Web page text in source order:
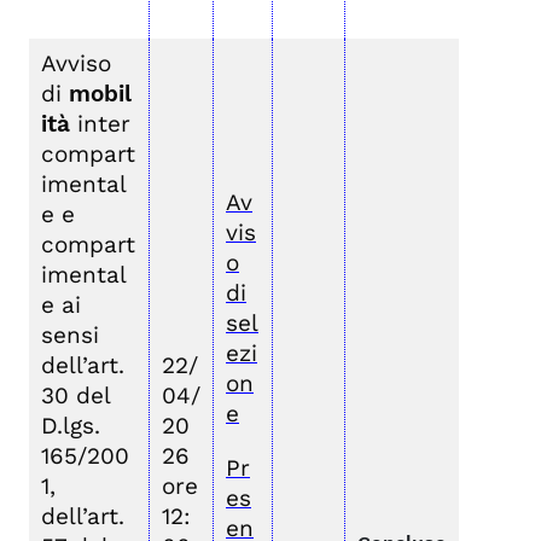
Avviso
di mobil
ità inter
compart
imental
e e
compart
imental
e ai
sensi
dell’art.
30 del
D.lgs.
165/200
1,
dell’art.
22/
04/
20
26
ore
12:
Av
vis
o
di
sel
ezi
on
e
Pr
es
en